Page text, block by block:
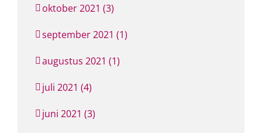
oktober 2021 (3)
september 2021 (1)
augustus 2021 (1)
juli 2021 (4)
juni 2021 (3)